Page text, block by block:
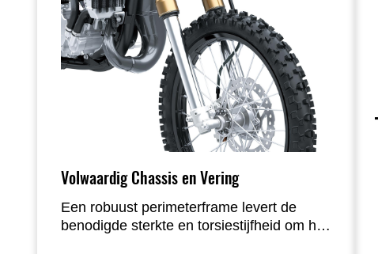
Volwaardig Chassis en Vering
Een robuust perimeterframe levert de
benodigde sterkte en torsiestijfheid om het